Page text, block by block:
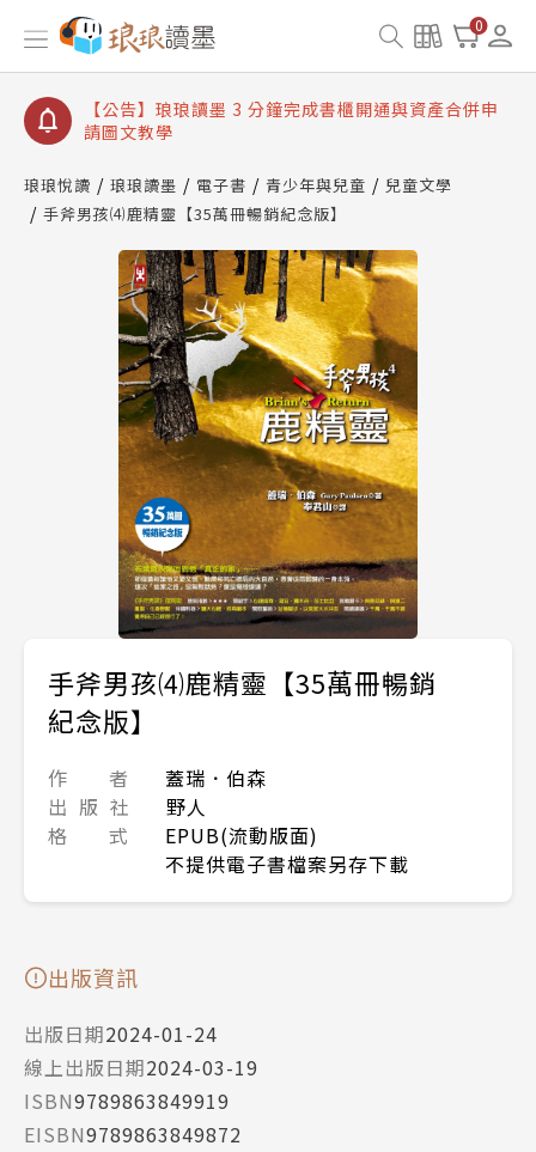
0
【公告】琅琅讀墨數位閱讀資產合併與書櫃開通申請
【公告】琅琅讀墨書櫃開通常見問題
【公告】琅琅讀墨 3 分鐘完成書櫃開通與資產合併申
請圖文教學
查詢
【公告】琅琅讀墨數位閱讀資產合併與書櫃開通申請
琅琅悅讀 琅琅讀墨 電子書 青少年與兒童
兒童文學
手斧男孩⑷鹿精靈【35萬冊暢銷紀念版】
手斧男孩⑷鹿精靈【35萬冊暢銷
紀念版】
作 者
蓋瑞．伯森
出 版 社
野人
格 式
EPUB(流動版面)
不提供電子書檔案另存下載
出版資訊
出版日期2024-01-24
線上出版日期2024-03-19
ISBN9789863849919
EISBN9789863849872